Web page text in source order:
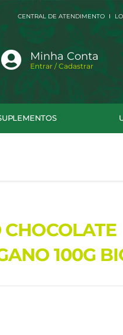
CENTRAL DE ATENDIMENTO
Minha Conta
Entrar / Cadastrar
CHOCOLATE
100G